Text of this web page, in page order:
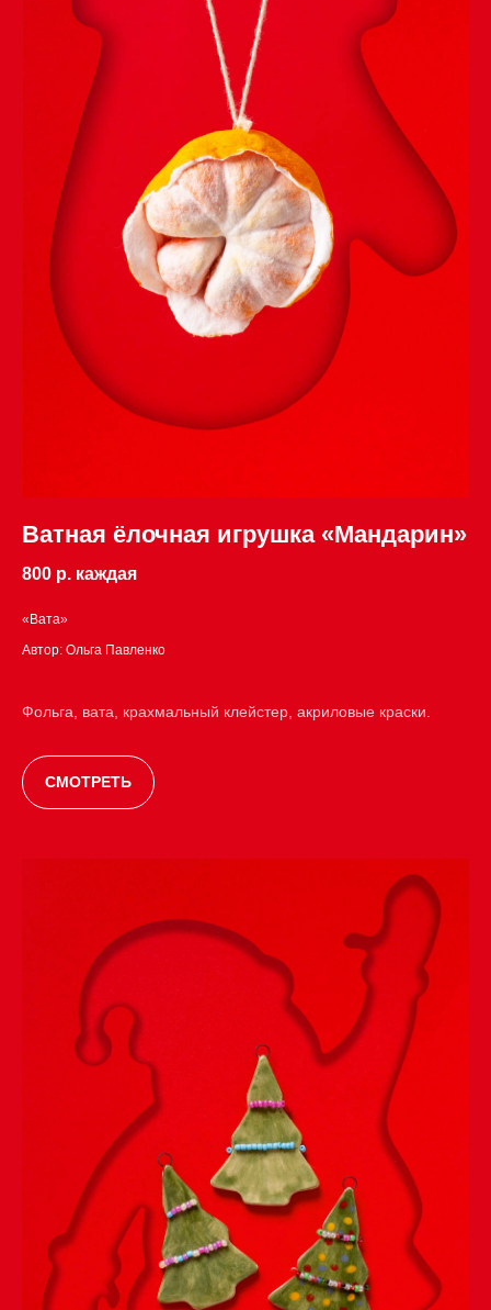
Ватная ёлочная игрушка «Мандарин»
800 р. каждая
«Вата»
Автор: Ольга Павленко
Фольга, вата, крахмальный клейстер, акриловые краски.
СМОТРЕТЬ